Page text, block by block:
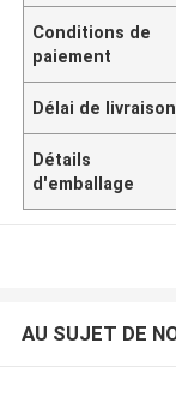
Conditions de
paiement
Délai de livraison
Détails
d'emballage
AU SUJET DE